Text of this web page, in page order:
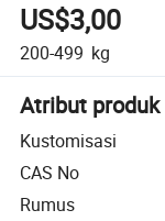
US$3,00
200-499 kg
Atribut produk
Kustomisasi
CAS No
Rumus